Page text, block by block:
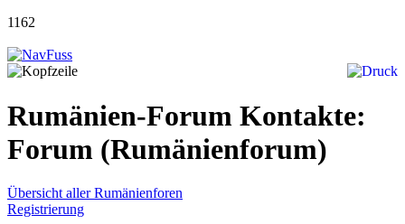
1162
Rumänien-Forum Kontakte:
Forum (Rumänienforum)
Übersicht aller Rumänienforen
Registrierung